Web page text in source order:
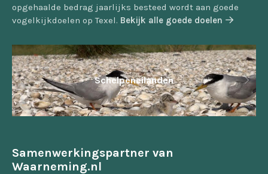
opgehaalde bedrag jaarlijks besteed wordt aan goede
vogelkijkdoelen op Texel. Bekijk alle goede doelen
Schelpeneilanden
Samenwerkingspartner van
Waarneming.nl